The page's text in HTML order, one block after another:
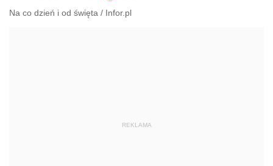
Na co dzień i od święta / Infor.pl